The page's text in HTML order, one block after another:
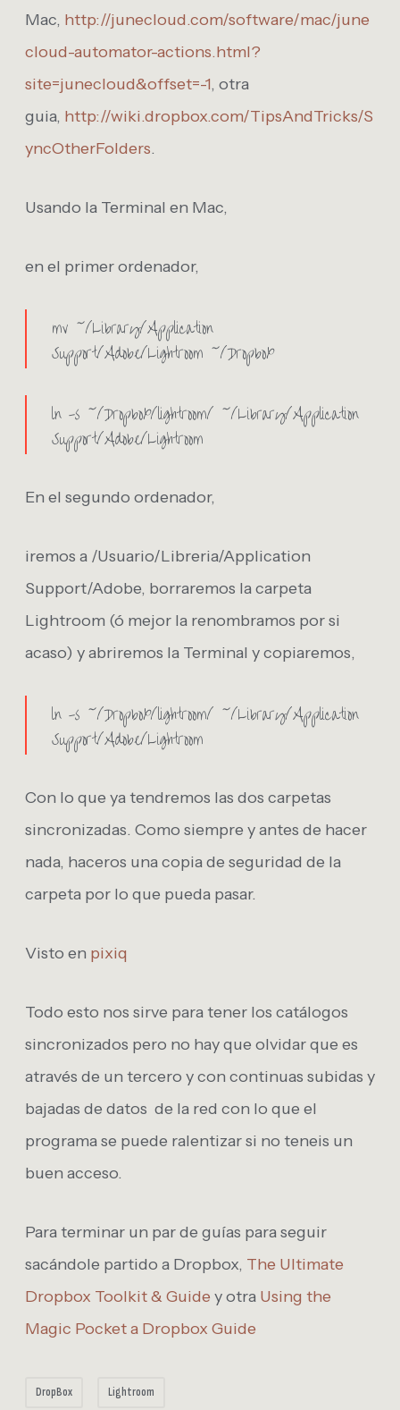
Mac, http://junecloud.com/software/mac/june
cloud-automator-actions.html?
site=junecloud&offset=-1, otra
guia, http://wiki.dropbox.com/TipsAndTricks/S
yncOtherFolders.
Usando la Terminal en Mac,
en el primer ordenador,
mv ~/Library/Application
Support/Adobe/Lightroom ~/Dropbox
ln -s ~/Dropbox/lightroom/ ~/Library/Application
Support/Adobe/Lightroom
En el segundo ordenador,
iremos a /Usuario/Libreria/Application
Support/Adobe, borraremos la carpeta
Lightroom (ó mejor la renombramos por si
acaso) y abriremos la Terminal y copiaremos,
ln -s ~/Dropbox/lightroom/ ~/Library/Application
Support/Adobe/Lightroom
Con lo que ya tendremos las dos carpetas
sincronizadas. Como siempre y antes de hacer
nada, haceros una copia de seguridad de la
carpeta por lo que pueda pasar.
Visto en pixiq
Todo esto nos sirve para tener los catálogos
sincronizados pero no hay que olvidar que es
através de un tercero y con continuas subidas y
bajadas de datos de la red con lo que el
programa se puede ralentizar si no teneis un
buen acceso.
Para terminar un par de guías para seguir
sacándole partido a Dropbox, The Ultimate
Dropbox Toolkit & Guide y otra Using the
Magic Pocket a Dropbox Guide
DropBox Lightroom